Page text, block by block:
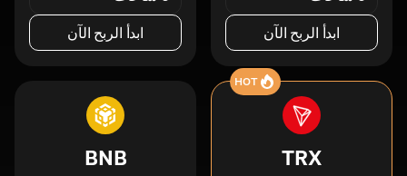
ابدأ الربح الآن ابدأ الربح الآن
HOT
TRX
BNB